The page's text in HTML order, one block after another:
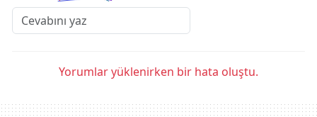
Yorumlar yüklenirken bir hata oluştu.